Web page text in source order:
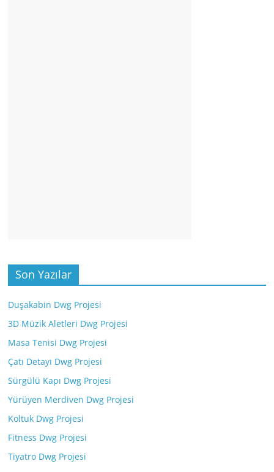
Son Yazılar
Duşakabin Dwg Projesi
3D Müzik Aletleri Dwg Projesi
Masa Tenisi Dwg Projesi
Çatı Detayı Dwg Projesi
Sürgülü Kapı Dwg Projesi
Yürüyen Merdiven Dwg Projesi
Koltuk Dwg Projesi
Fitness Dwg Projesi
Tiyatro Dwg Projesi